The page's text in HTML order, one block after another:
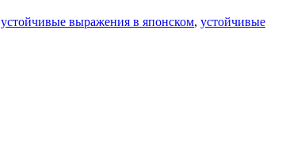
устойчивые выражения в японском, устойчивые